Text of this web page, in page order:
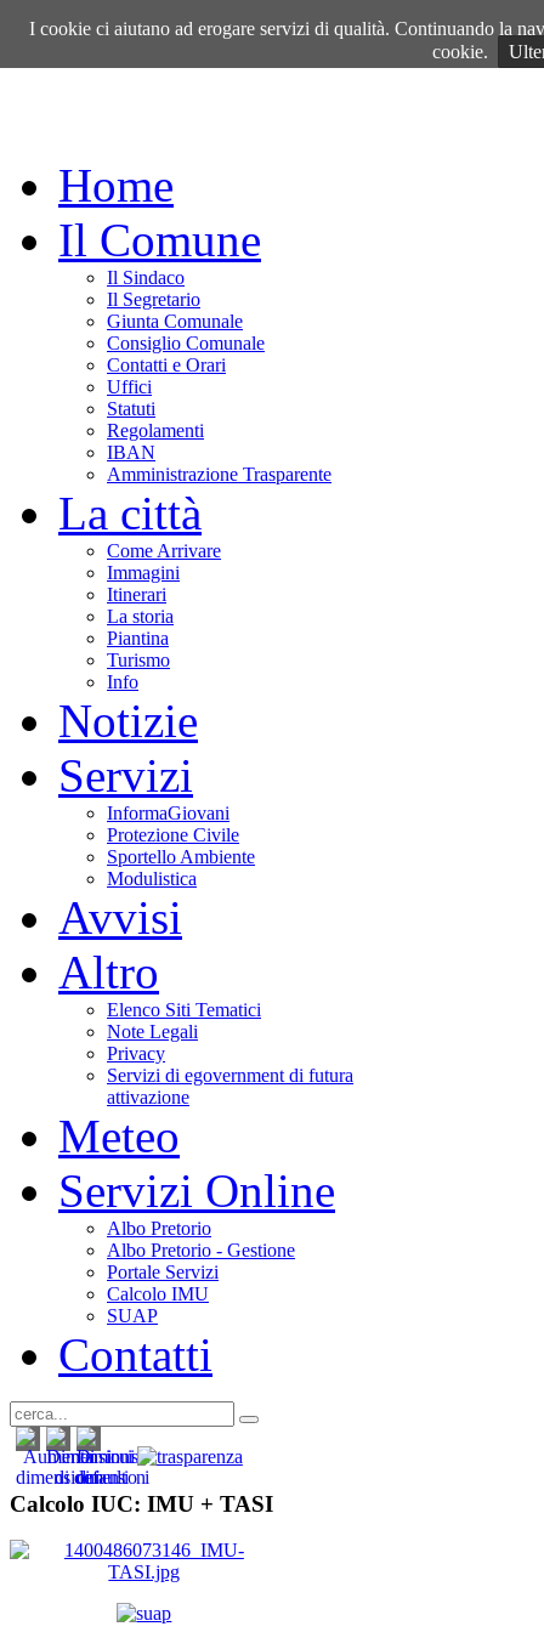
Giovedì, 06 Agosto 2026
Home
Il Comune
Il Sindaco
Il Segretario
Giunta Comunale
Consiglio Comunale
Contatti e Orari
Uffici
Statuti
Regolamenti
IBAN
Amministrazione Trasparente
La città
Come Arrivare
Immagini
Itinerari
La storia
Piantina
Turismo
Info
Notizie
Servizi
InformaGiovani
Protezione Civile
Sportello Ambiente
Modulistica
Avvisi
Altro
Elenco Siti Tematici
Note Legali
Privacy
Servizi di egovernment di futura
attivazione
Meteo
Servizi Online
Albo Pretorio
Albo Pretorio - Gestione
Portale Servizi
Calcolo IMU
SUAP
Contatti
Calcolo IUC: IMU + TASI
I cookie ci aiutano ad erogare servizi di qualità. Continuando la
cookie.